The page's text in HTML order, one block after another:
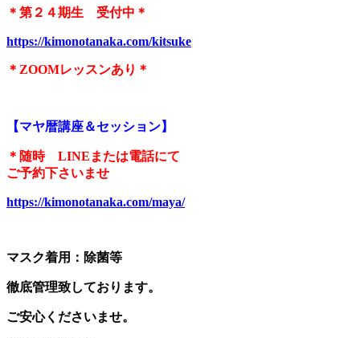
＊第２４期生 受付中＊
https://kimonotanaka.com/kitsuke
＊ZOOMレッスンあり＊
【マヤ暦講座＆セッション】
＊随時 LINEまたは電話にて
ご予約下さいませ
https://kimonotanaka.com/maya/
マスク着用：除菌等
徹底管理致しております。
ご安心くださいませ。